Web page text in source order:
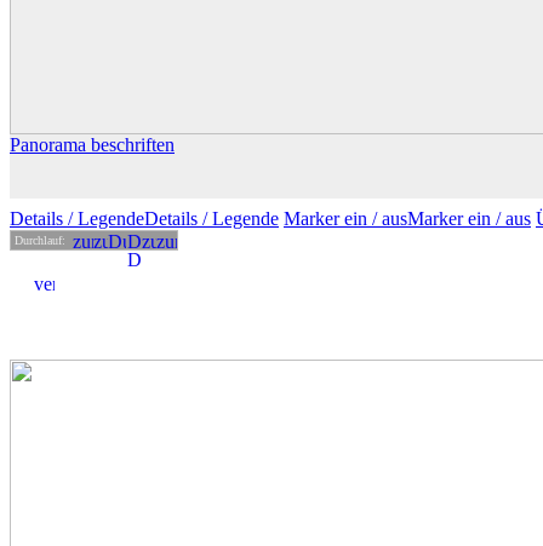
Panorama beschriften
Details / LegendeDetails /Legende Marker ein /ausMarkerein / aus
Durchlauf: